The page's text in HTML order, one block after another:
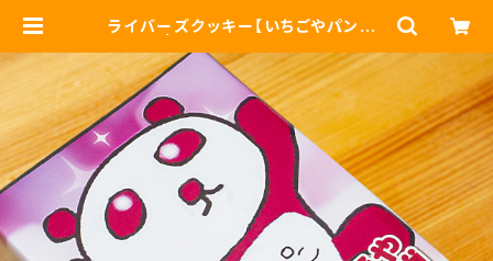
ライバーズクッキー【いちごやパンダ】